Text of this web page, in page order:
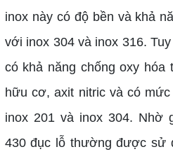
inox này có độ bền và khả
với inox 304 và inox 316.
có khả năng chống oxy hóa
hữu cơ, axit nitric và có
inox 201 và inox 304. Nhờ
430 đục lỗ thường được sử